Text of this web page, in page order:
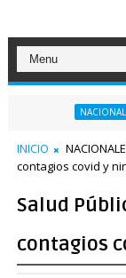
NACIONALES
INICIO
contagios covid y
Salud
contagios